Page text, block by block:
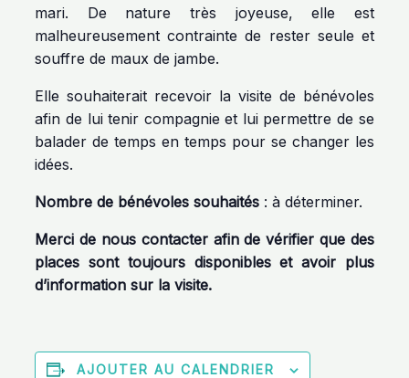
mari. De nature très joyeuse, elle est
malheureusement contrainte de rester seule et
souffre de maux de jambe.
Elle souhaiterait recevoir la visite de bénévoles
afin de lui tenir compagnie et lui permettre de se
balader de temps en temps pour se changer les
idées.
Nombre de bénévoles souhaités : à déterminer.
Merci de nous contacter afin de vérifier que des
places sont toujours disponibles et avoir plus
d’information sur la visite.
AJOUTER AU CALENDRIER